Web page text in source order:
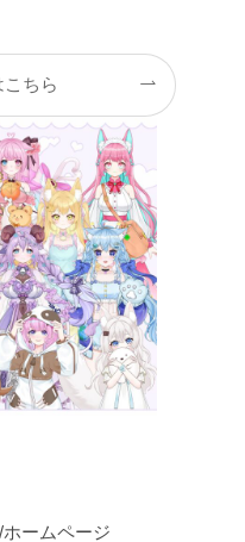
ちら
ームページ